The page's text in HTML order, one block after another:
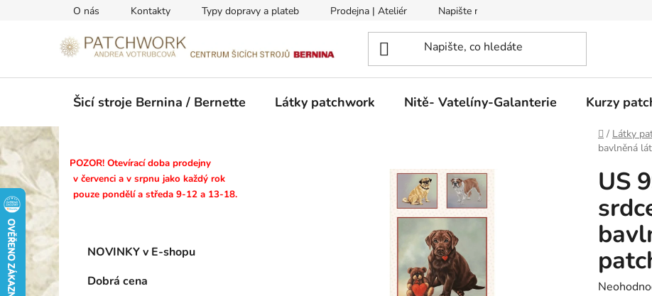
O nás Kontakty Typy dopravy a plateb Prodejna | Ateliér Napište nám
Šicí stroje Bernina / Bernette Látky patchwork Nitě- Vatelíny-Galanterie Kurzy
Domů
/ Látky
bavlněná
P
o
s
r
POZOR! Otevírací doba prodejny
v červenci a v srpnu jako každý rok
pouze pondělí a středa 9-12 a 13-18.
Přeskočit
kategorie
K
NOVINKY v E-shopu
Dobrá cena
US
Průměrné